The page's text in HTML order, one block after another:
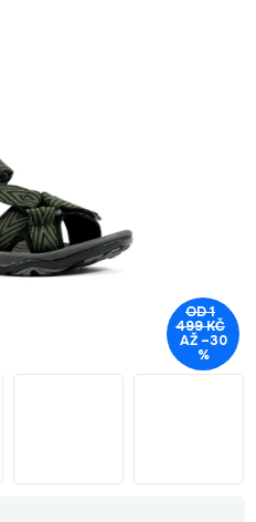
OD 1
499 KČ
AŽ –30
%